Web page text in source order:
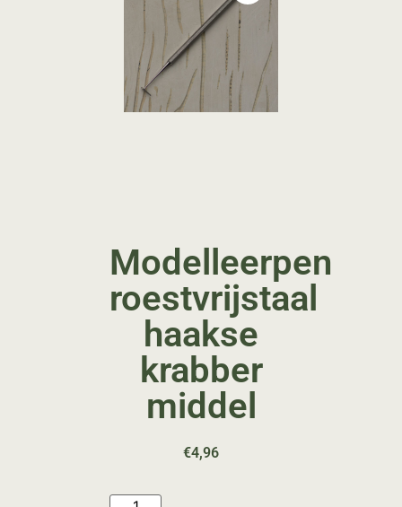
Modelleerpen
roestvrijstaal
haakse
krabber
middel
€4,96